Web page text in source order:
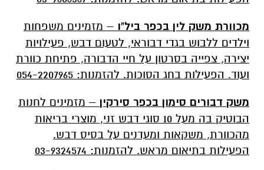
מכוורת משק לין בכפר ביל"ו – מזמינים משפחות
וילדים ללבוש בגדי דבוראי, לטעום דבש, פעילויות
יצירה, צפייה בסרטון על חיי הדבורה, פתיחת כוורת
ועוד. הפעילות בחג הסוכות. להזמנות: 054-2207965
משק דבורים סימון בכפר סירקין – מזמינים לחנות
הבוטיק בה מעל 10 סוגי דבש זני, מוצרי בריאות
מהכוורת, משקאות ומעדנים על בסיס דבש.
הפעילות בתיאום מראש. להזמנות: 03-9324574